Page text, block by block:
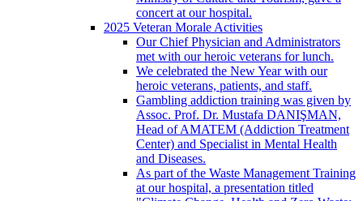
concert at our hospital.
2025 Veteran Morale Activities
Our Chief Physician and Administrators
met with our heroic veterans for lunch.
We celebrated the New Year with our
heroic veterans, patients, and staff.
Gambling addiction training was given by
Assoc. Prof. Dr. Mustafa DANIŞMAN,
Head of AMATEM (Addiction Treatment
Center) and Specialist in Mental Health
and Diseases.
As part of the Waste Management Training
at our hospital, a presentation titled